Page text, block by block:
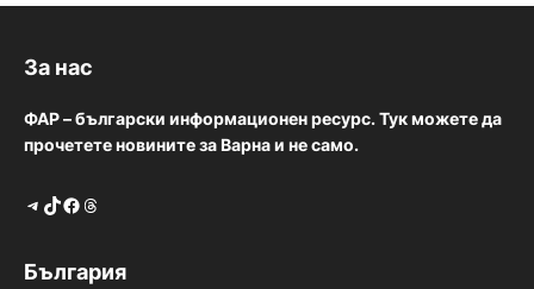
За нас
ФАР – български информационен ресурс. Тук можете да
прочетете новините за Варна и не само.
Telegram TikTok Facebook Threads
България